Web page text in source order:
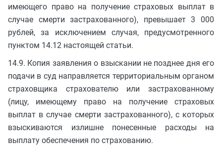
имеющего право на получение страховых выплат в
случае смерти застрахованного), превышает 3 000
рублей, за исключением случая, предусмотренного
пунктом 14.12 настоящей статьи.
14.9. Копия заявления о взыскании не позднее дня его
подачи в суд направляется территориальным органом
страховщика страхователю или застрахованному
(лицу, имеющему право на получение страховых
выплат в случае смерти застрахованного), с которых
взыскиваются излишне понесенные расходы на
выплату обеспечения по страхованию.